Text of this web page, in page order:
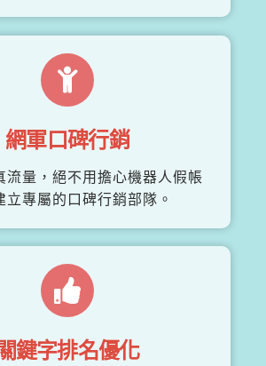
網軍口碑行銷
流量，絕不用擔心機器人假帳
立專屬的口碑行銷部隊。
關鍵字排名優化